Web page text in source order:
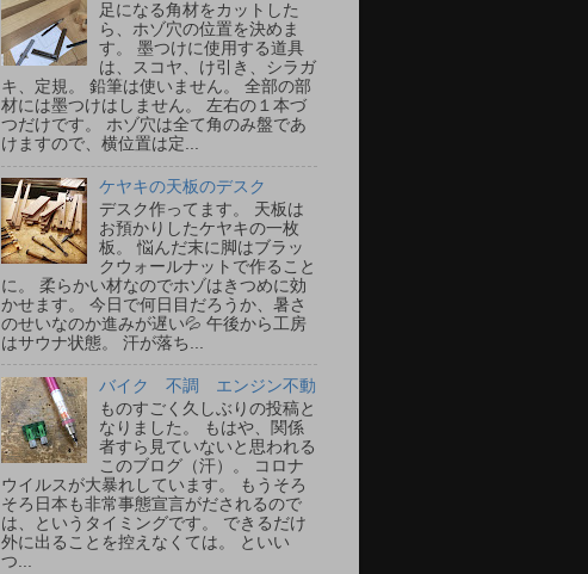
足になる角材をカットした
ら、ホゾ穴の位置を決めま
す。 墨つけに使用する道具
は、スコヤ、け引き、シラガ
キ、定規。 鉛筆は使いません。 全部の部
材には墨つけはしません。 左右の１本づ
つだけです。 ホゾ穴は全て角のみ盤であ
けますので、横位置は定...
ケヤキの天板のデスク
デスク作ってます。 天板は
お預かりしたケヤキの一枚
板。 悩んだ末に脚はブラッ
クウォールナットで作ること
に。 柔らかい材なのでホゾはきつめに効
かせます。 今日で何日目だろうか、暑さ
のせいなのか進みが遅い💦 午後から工房
はサウナ状態。 汗が落ち...
バイク 不調 エンジン不動
ものすごく久しぶりの投稿と
なりました。 もはや、関係
者すら見ていないと思われる
このブログ（汗）。 コロナ
ウイルスが大暴れしています。 もうそろ
そろ日本も非常事態宣言がだされるので
は、というタイミングです。 できるだけ
外に出ることを控えなくては。 といい
つ...